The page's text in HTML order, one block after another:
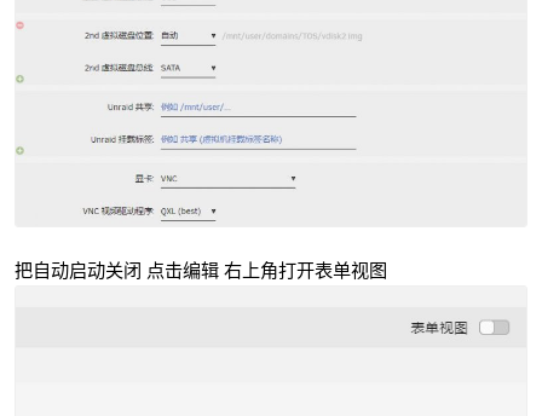
把自动启动关闭 点击编辑 右上角打开表单视图